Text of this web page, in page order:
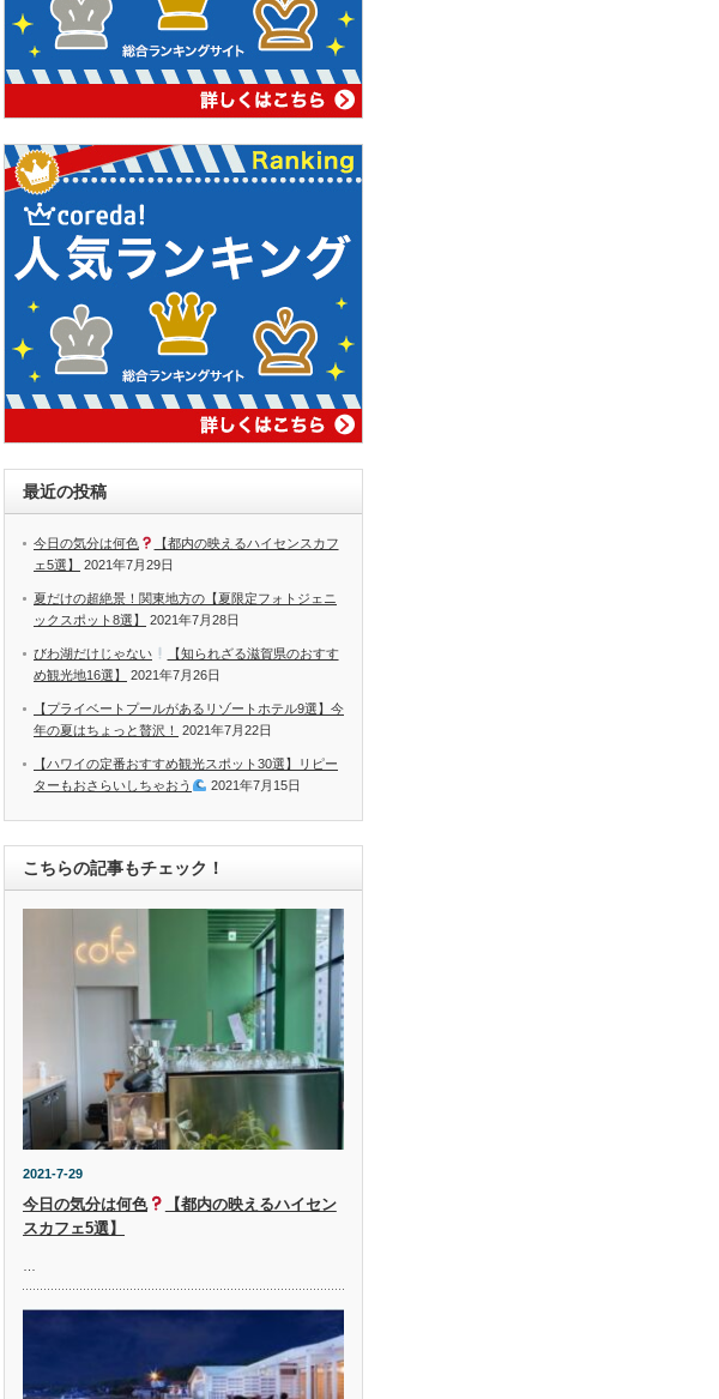
最近の投稿
今日の気分は何色
【都内の映えるハイセンスカフ
ェ5選】
2021年7月29日
夏だけの超絶景！関東地方の【夏限定フォトジェニ
ックスポット8選】
2021年7月28日
びわ湖だけじゃない
【知られざる滋賀県のおすす
め観光地16選】
2021年7月26日
【プライベートプールがあるリゾートホテル9選】今
年の夏はちょっと贅沢！
2021年7月22日
【ハワイの定番おすすめ観光スポット30選】リピー
ターもおさらいしちゃおう
2021年7月15日
こちらの記事もチェック！
2021-7-29
今日の気分は何色
【都内の映えるハイセン
スカフェ5選】